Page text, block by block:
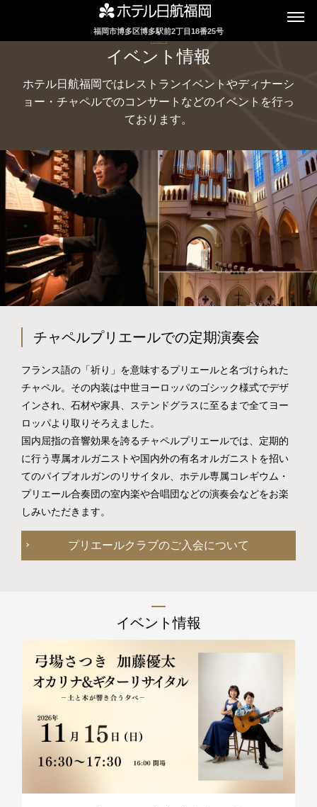
福岡市博多区博多駅前2丁目18番25号
イベント情報
ホテル日航福岡ではレストランイベントやディナーシ
ョー・チャペルでのコンサートなどのイベントを行っ
ております。
チャペルプリエールでの定期演奏会
フランス語の「祈り」を意味するプリエールと名づけられた
チャペル。その内装は中世ヨーロッパのゴシック様式でデザ
インされ、石材や家具、ステンドグラスに至るまで全てヨー
ロッパより取りそろえました。
国内屈指の音響効果を誇るチャペルプリエールでは、定期的
に行う専属オルガニストや国内外の有名オルガニストを招い
てのパイプオルガンのリサイタル、ホテル専属コレギウム・
プリエール合奏団の室内楽や合唱団などの演奏会などをお楽
しみいただきます。
プリエールクラブのご入会について
イベント情報
インターネットにてレストランのお席の
2F カフェレストラン
お席のご予約
TEL 092-482-1161
2F テーマレストラン
お席のご予約
TEL 092-482-1163
2F 中国料理
鴻臚
お席のご予約
2F 鉄板焼
TEL 092-482-1166